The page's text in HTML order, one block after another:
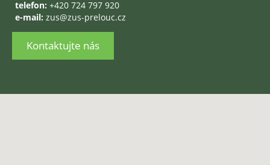
telefon: +420 724 797 920
e-mail: zus@zus-prelouc.cz
Kontaktujte nás